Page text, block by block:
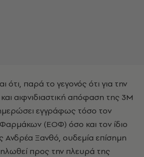
ότι, παρά το γεγονός ότι για την
αιφνιδιαστική απόφαση της 3M
εγγράφως τόσο τον
(ΕΟΦ) όσο και τον ίδιο
Ανδρέα Ξανθό, ουδεμία επίσημη
προς την πλευρά της